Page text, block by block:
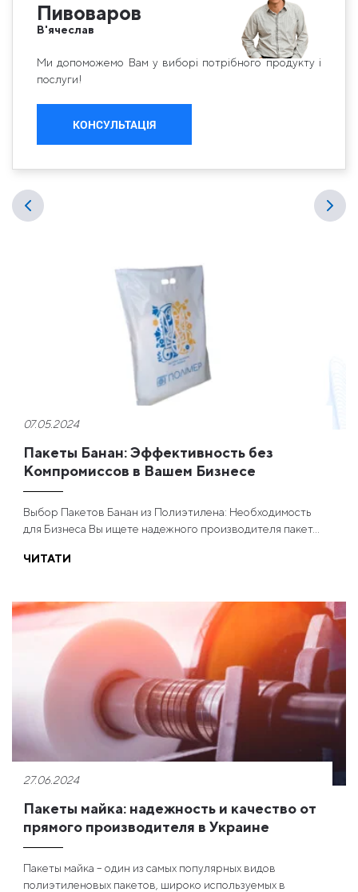
Пивоваров
В'ячеслав
Ми допоможемо Вам у виборі потрібного продукту і
послуги!
КОНСУЛЬТАЦІЯ
07.05.2024
Пакеты Банан: Эффективность без
Компромиссов в Вашем Бизнесе
Выбор Пакетов Банан из Полиэтилена: Необходимость
для Бизнеса Вы ищете надежного производителя пакет...
ЧИТАТИ
27.06.2024
Пакеты майка: надежность и качество от
прямого производителя в Украине
Пакеты майка – один из самых популярных видов
полиэтиленовых пакетов, широко используемых в